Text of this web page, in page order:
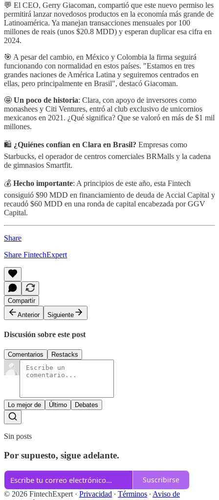
💬 El CEO, Gerry Giacoman, compartió que este nuevo permiso les
permitirá lanzar novedosos productos en la economía más grande de
Latinoamérica. Ya manejan transacciones mensuales por 100
millones de reais (unos $20.8 MDD) y esperan duplicar esa cifra en
2024.
🎯 A pesar del cambio, en México y Colombia la firma seguirá
funcionando con normalidad en estos países. "Estamos en tres
grandes naciones de América Latina y seguiremos centrados en
ellas, pero principalmente en Brasil", destacó Giacoman.
🤩 Un poco de historia: Clara, con apoyo de inversores como
monashees y Citi Ventures, entró al club exclusivo de unicornios
mexicanos en 2021. ¿Qué significa? Que se valoró en más de $1 mil
millones.
🛍️ ¿Quiénes confían en Clara en Brasil? Empresas como
Starbucks, el operador de centros comerciales BRMalls y la cadena
de gimnasios Smartfit.
💰 Hecho importante: A principios de este año, esta Fintech
consiguió $90 MDD en financiamiento de deuda de Accial Capital y
recaudó $60 MDD en una ronda de capital encabezada por GGV
Capital.
Share
Share FintechExpert
Compartir
Anterior
Siguiente
Discusión sobre este post
Comentarios Restacks
Lo mejor de Último Debates
Sin posts
Por supuesto, sigue adelante.
Suscribirse
© 2026 FintechExpert · Privacidad ∙ Términos ∙ Aviso de